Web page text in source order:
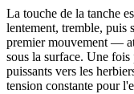
La touche de la tanche
lentement, tremble, puis
premier mouvement —
sous la surface. Une fois
puissants vers les
tension constante pour